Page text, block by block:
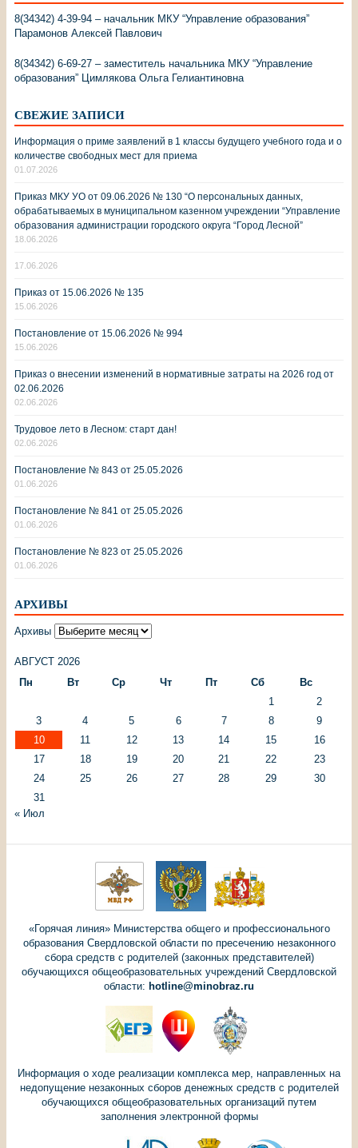
8(34342) 4-39-94 – начальник МКУ “Управление образования”
Парамонов Алексей Павлович
8(34342) 6-69-27 – заместитель начальника МКУ “Управление
образования” Цимлякова Ольга Гелиантиновна
СВЕЖИЕ ЗАПИСИ
Информация о приме заявлений в 1 классы будущего учебного года и о
количестве свободных мест для приема
01.07.2026
Приказ МКУ УО от 09.06.2026 № 130 “О персональных данных,
обрабатываемых в муниципальном казенном учреждении “Управление
образования администрации городского округа “Город Лесной”
18.06.2026
17.06.2026
Приказ от 15.06.2026 № 135
15.06.2026
Постановление от 15.06.2026 № 994
15.06.2026
Приказ о внесении изменений в нормативные затраты на 2026 год от
02.06.2026
02.06.2026
Трудовое лето в Лесном: старт дан!
02.06.2026
Постановление № 843 от 25.05.2026
01.06.2026
Постановление № 841 от 25.05.2026
01.06.2026
Постановление № 823 от 25.05.2026
01.06.2026
АРХИВЫ
Архивы
АВГУСТ 2026
Пн
Вт Ср Чт Пт Сб
Вс
1
2
3
4 5 6 7 8
9
10
11 12 13 14 15
16
17
18 19 20 21 22
23
24
25 26 27 28 29
30
31
« Июл
«Горячая линия» Министерства общего и профессионального
образования Свердловской области по пресечению незаконного
сбора средств с родителей (законных представителей)
обучающихся общеобразовательных учреждений Свердловской
области: hotline@minobraz.ru
Информация о ходе реализации комплекса мер, направленных на
недопущение незаконных сборов денежных средств с родителей
обучающихся общеобразовательных организаций путем
заполнения электронной формы